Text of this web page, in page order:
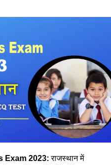
Exam 2023: राजस्थान में